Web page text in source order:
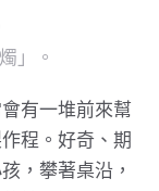
」。
有一堆前來幫
程。好奇、期
，攀著桌沿，